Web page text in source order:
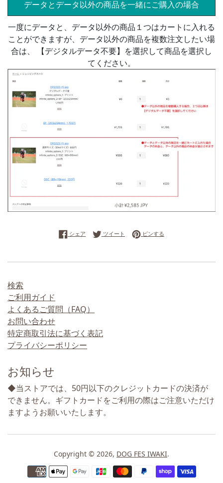
データとデータ以外の商品を一緒にご購入の場合
一度にデータと、データ以外の商品１つはカートに入れる
ことができますが、データ以外の商品を複数注文したい場
合は、 【デジタルデータ不要】を選択して商品を選択し
てください。
シェア Facebookでシェアする
ツイート Twitterに投稿する
ピンする
検索
ご利用ガイド
よくあるご質問（FAQ）
お問い合わせ
特定商取引法に基づく表記
プライバシーポリシー
お知らせ
◆当ストアでは、50円以下のクレジットカードの決済が
できません。ギフトカードをご利用の際はご注意いただけ
ますようお願いいたします。
Copyright © 2026, DOG FES IWAKI.
お支払い方法